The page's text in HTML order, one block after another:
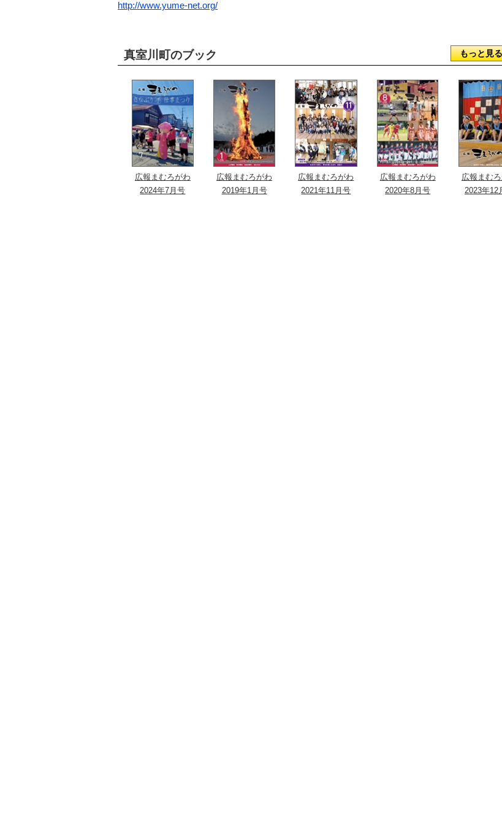
http://www.yume-net.org/
真室川町のブック もっと
広報まむろがわ
2024年7月号
広報まむろがわ
2019年1月号
広報まむろがわ
2021年11月号
広報まむろがわ
2020年8月号
広報まむ
2023年12